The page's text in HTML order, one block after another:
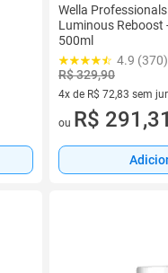
Wella
Luminous Reboost
500ml
4.9 (370)
R$ 329,90
4x de R$ 72,83 sem
4 vez de R$ 72,83 sem
ou R$ 291,31